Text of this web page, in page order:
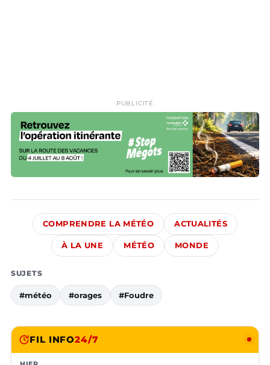
PUBLICITÉ
COMPRENDRE LA MÉTÉO ACTUALITÉS
À LA UNE MÉTÉO MONDE
SUJETS
#météo #orages #Foudre
FIL INFO24/7